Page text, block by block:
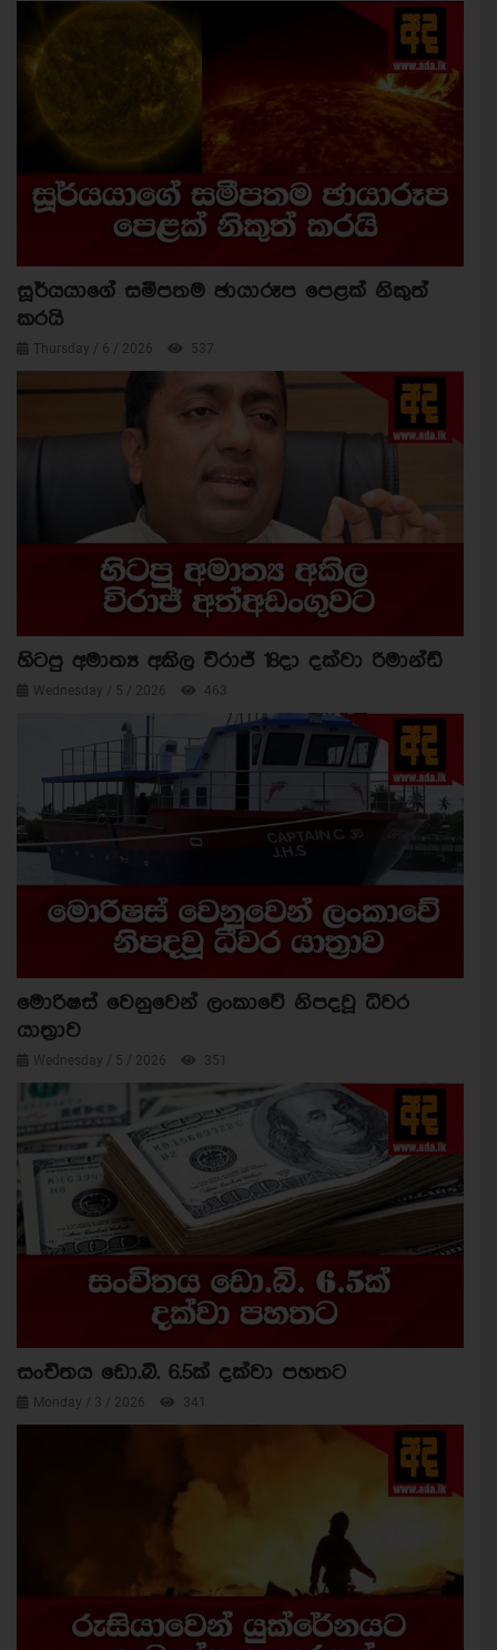
සූර්යයාගේ සමීපතම ඡායාරූප පෙළක් නිකුත්
කරයි
Thursday / 6 / 2026 537
හිටපු අමාත්‍ය අකිල විරාජ් 18දා දක්වා රිමාන්ඩ්
Wednesday / 5 / 2026 463
මොරිෂස් වෙනුවෙන් ලංකාවේ නිපදවූ ධීවර
යාත්‍රාව
Wednesday / 5 / 2026 351
සංචිතය ඩො.බි. 6.5ක් දක්වා පහතට
Monday / 3 / 2026 341